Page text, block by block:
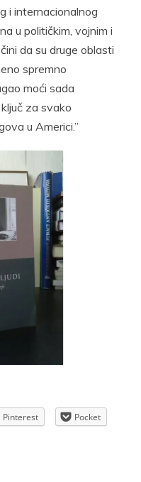
i internacionalnog
u političkim, vojnim i
da su druge oblasti
spremno
moći sada
za svako
u Americi.”
Pinterest
Pocket